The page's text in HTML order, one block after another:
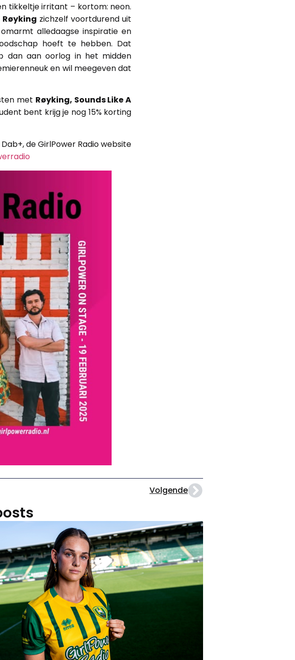
tikkeltje irritant – kortom: neon.
Røyking zichzelf voortdurend uit
alledaagse inspiratie en
hoeft te hebben. Dat
dan aan oorlog in het midden
en wil meegeven dat
met Røyking, Sounds Like A
bent krijg je nog 15% korting
de GirlPower Radio website
Volgende